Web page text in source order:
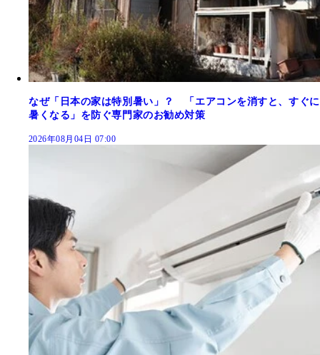
なぜ「日本の家は特別暑い」？ 「エアコンを消すと、すぐに
暑くなる」を防ぐ専門家のお勧め対策
2026年08月04日 07:00